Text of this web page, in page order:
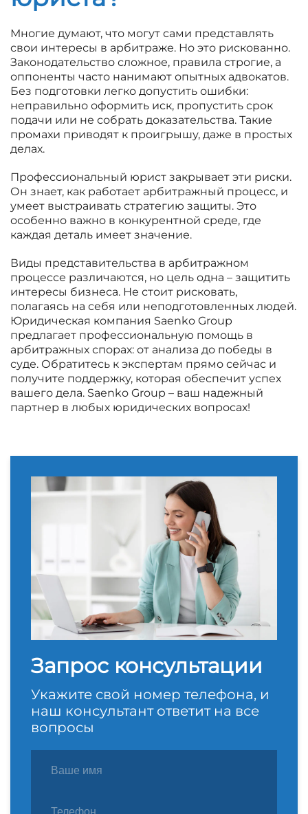
Многие думают, что могут сами представлять
свои интересы в арбитраже. Но это рискованно.
Законодательство сложное, правила строгие, а
оппоненты часто нанимают опытных адвокатов.
Без подготовки легко допустить ошибки:
неправильно оформить иск, пропустить срок
подачи или не собрать доказательства. Такие
промахи приводят к проигрышу, даже в простых
делах.
Профессиональный юрист закрывает эти риски.
Он знает, как работает арбитражный процесс, и
умеет выстраивать стратегию защиты. Это
особенно важно в конкурентной среде, где
каждая деталь имеет значение.
Виды представительства в арбитражном
процессе различаются, но цель одна – защитить
интересы бизнеса. Не стоит рисковать,
полагаясь на себя или неподготовленных людей.
Юридическая компания Saenko Group
предлагает профессиональную помощь в
арбитражных спорах: от анализа до победы в
суде. Обратитесь к экспертам прямо сейчас и
получите поддержку, которая обеспечит успех
вашего дела. Saenko Group – ваш надежный
партнер в любых юридических вопросах!
Запрос консультации
Укажите свой номер телефона, и
наш консультант ответит на все
вопросы